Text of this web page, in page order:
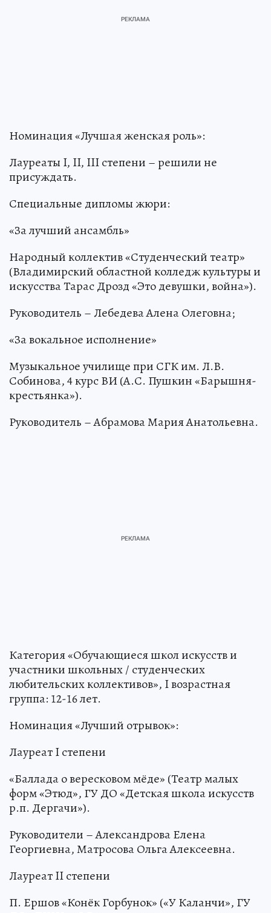
Номинация «Лучшая женская роль»:
Лауреаты I, II, III степени – решили не
присуждать.
Специальные дипломы жюри:
«За лучший ансамбль»
Народный коллектив «Студенческий театр»
(Владимирский областной колледж культуры и
искусства Тарас Дрозд «Это девушки, война»).
Руководитель – Лебедева Алена Олеговна;
«За вокальное исполнение»
Музыкальное училище при СГК им. Л.В.
Собинова, 4 курс ВИ (А.С. Пушкин «Барышня-
крестьянка»).
Руководитель – Абрамова Мария Анатольевна.
Категория «Обучающиеся школ искусств и
участники школьных / студенческих
любительских коллективов», I возрастная
группа: 12-16 лет.
Номинация «Лучший отрывок»:
Лауреат I степени
«Баллада о вересковом мёде» (Театр малых
форм «Этюд», ГУ ДО «Детская школа искусств
р.п. Дергачи»).
Руководители – Александрова Елена
Георгиевна, Матросова Ольга Алексеевна.
Лауреат II степени
П. Ершов «Конёк Горбунок» («У Каланчи», ГУ